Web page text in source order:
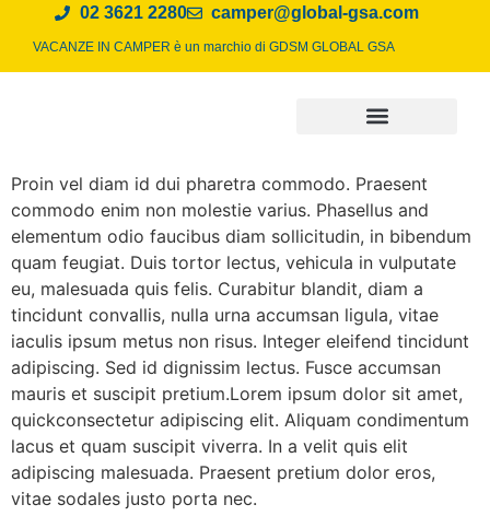
02 3621 2280 camper@global-gsa.com
VACANZE IN CAMPER è un marchio di GDSM GLOBAL GSA
Proin vel diam id dui pharetra commodo. Praesent
commodo enim non molestie varius. Phasellus and
elementum odio faucibus diam sollicitudin, in bibendum
quam feugiat. Duis tortor lectus, vehicula in vulputate
eu, malesuada quis felis. Curabitur blandit, diam a
tincidunt convallis, nulla urna accumsan ligula, vitae
iaculis ipsum metus non risus. Integer eleifend tincidunt
adipiscing. Sed id dignissim lectus. Fusce accumsan
mauris et suscipit pretium.Lorem ipsum dolor sit amet,
quickconsectetur adipiscing elit. Aliquam condimentum
lacus et quam suscipit viverra. In a velit quis elit
adipiscing malesuada. Praesent pretium dolor eros,
vitae sodales justo porta nec.